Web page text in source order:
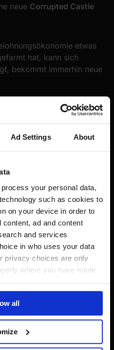
Ad Settings About
process your personal data,
such as cookies to
on your device in order to
ad and content
and services
in who uses your data
privacy choices are only
where you have made
or by clicking on
to:
your geographical
all
neue Corrupted Castle
etwas
hat, kann sich
bekommt immerhin neue
kleinere
auch eine ordentliche